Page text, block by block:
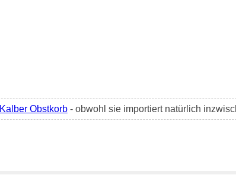
Kalber Obstkorb- obwohl sie importiert natürlich